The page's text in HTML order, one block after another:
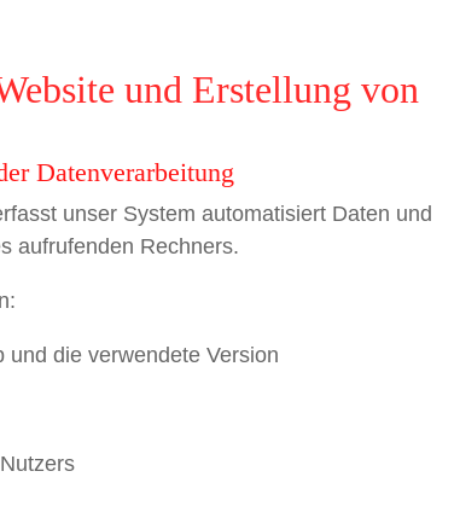
und Erstellung von
Datenverarbeitung
unser System automatisiert Daten und
aufrufenden Rechners.
die verwendete Version